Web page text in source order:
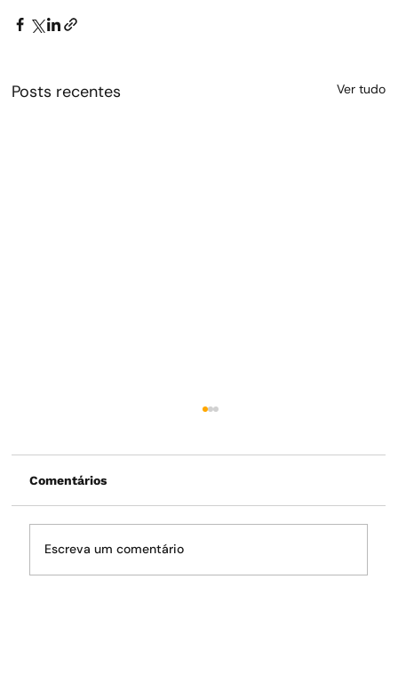
Posts recentes Ver tudo
Comentários
Escreva um comentário